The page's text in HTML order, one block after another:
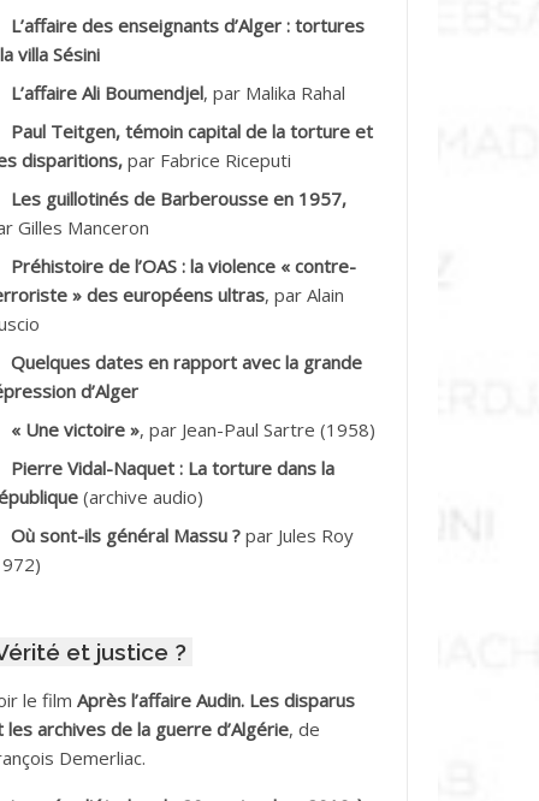
Tahar
Ramdane *
Baghdad*
Boualem*
Rachid
Omar *
Vve AIT SAADA
Mohamed Akli
L’affaire des enseignants d’Alger : tortures
villa Sésini
L’affaire Ali Boumendjel, par Malika Rahal
Paul Teitgen, témoin capital de la torture et
disparitions, par Fabrice Riceputi
Les guillotinés de Barberousse en 1957,
Gilles Manceron
Préhistoire de l’OAS : la violence « contre-
» des européens ultras, par Alain
Quelques dates en rapport avec la grande
d’Alger
« Une victoire », par Jean-Paul Sartre (1958)
Pierre Vidal-Naquet : La torture dans la
(archive audio)
Où sont-ils général Massu ? par Jules Roy
et justice ?
le film Après l’affaire Audin. Les disparus
les archives de la guerre d’Algérie, de
Demerliac.